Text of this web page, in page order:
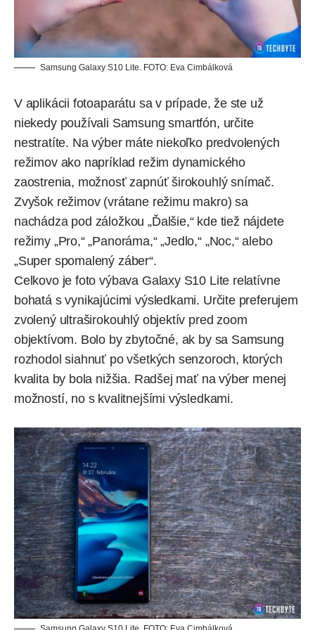
Samsung Galaxy S10 Lite. FOTO: Eva Cimbálková
V aplikácii fotoaparátu sa v prípade, že ste už
niekedy používali Samsung smartfón, určite
nestratíte. Na výber máte niekoľko predvolených
režimov ako napríklad režim dynamického
zaostrenia, možnosť zapnúť širokouhlý snímač.
Zvyšok režimov (vrátane režimu makro) sa
nachádza pod záložkou „Ďalšie,“ kde tiež nájdete
režimy „Pro,“ „Panoráma,“ „Jedlo,“ „Noc,“ alebo
„Super spomalený záber“.
Celkovo je foto výbava Galaxy S10 Lite relatívne
bohatá s vynikajúcimi výsledkami. Určite preferujem
zvolený ultraširokouhlý objektív pred zoom
objektívom. Bolo by zbytočné, ak by sa Samsung
rozhodol siahnuť po všetkých senzoroch, ktorých
kvalita by bola nižšia. Radšej mať na výber menej
možností, no s kvalitnejšími výsledkami.